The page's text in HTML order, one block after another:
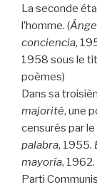
La seconde
l’homme. (
conciencia,
1958 sous le
poèmes)
Dans sa
majorité, une
censurés par
palabra, 1955.
mayoría, 1962.
Parti